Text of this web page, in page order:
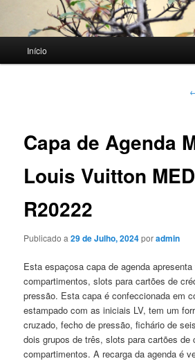
principal
Início
Capa de Agenda
Louis Vuitton
R20222
Publicado a29 de Julho, 2024poradmin
Esta espaçosa capa de agenda apresenta
compartimentos, slots para cartões de
pressão. Esta capa é confeccionada em
estampado com as iniciais LV, tem um
cruzado, fecho de pressão, fichário de
dois grupos de três, slots para cartões de
compartimentos. A recarga da agenda é